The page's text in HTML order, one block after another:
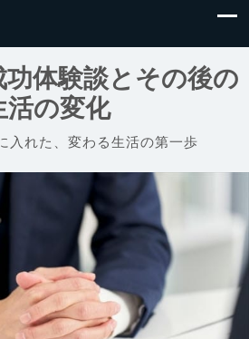
体験談とその後の
活の変化
入れた、変わる生活の第一歩